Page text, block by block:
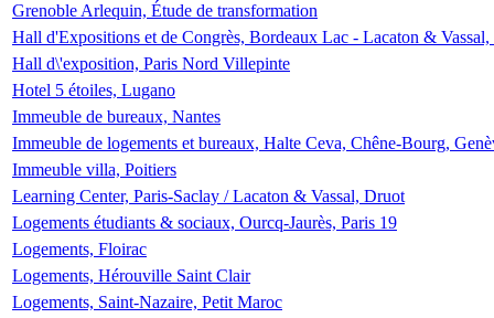
Grenoble Arlequin, Étude de transformation
Hall d'Expositions et de Congrès, Bordeaux Lac - Lacaton &
Hall d\'exposition, Paris Nord Villepinte
Hotel 5 étoiles, Lugano
Immeuble de bureaux, Nantes
Immeuble de logements et bureaux, Halte Ceva, Chêne-Bourg,
Immeuble villa, Poitiers
Learning Center, Paris-Saclay / Lacaton & Vassal, Druot
Logements étudiants & sociaux, Ourcq-Jaurès, Paris 19
Logements, Floirac
Logements, Hérouville Saint Clair
Logements, Saint-Nazaire, Petit Maroc